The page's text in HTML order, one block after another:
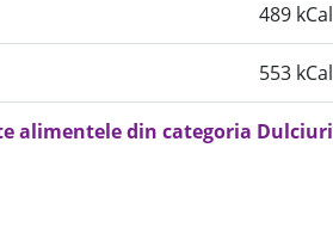
489 kCal
553 kCal
alimentele din categoria Dulciuri